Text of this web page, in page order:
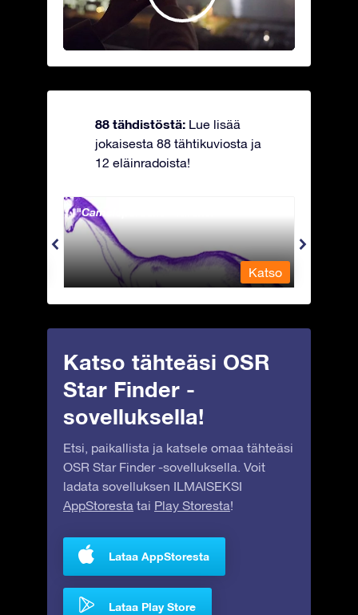
88 tähdistöstä: Lue lisää
jokaisesta 88 tähtikuviosta ja
12 eläinradoista!
Camelopardalis - Kirahvi
Katso
Katso tähteäsi OSR
Star Finder -
sovelluksella!
Etsi, paikallista ja katsele omaa tähteäsi
OSR Star Finder -sovelluksella. Voit
ladata sovelluksen ILMAISEKSI
AppStoresta tai Play Storesta!
Lataa AppStoresta
Lataa Play Store